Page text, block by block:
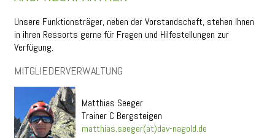
Unsere Funktionsträger, neben der Vorstandschaft, stehen Ihnen
in ihren Ressorts gerne für Fragen und Hilfestellungen zur
Verfügung.
MITGLIEDERVERWALTUNG
Matthias Seeger
Trainer C Bergsteigen
matthias.seeger(at)dav-nagold.de